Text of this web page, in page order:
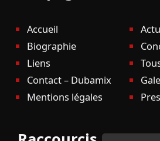
Accueil
Biographie
Liens
Contact – Dubamix
Mentions légales